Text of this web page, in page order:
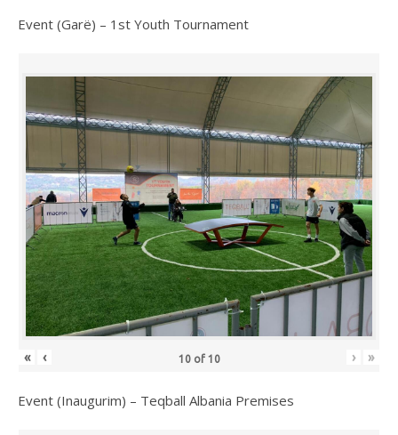
Event (Garë) – 1st Youth Tournament
« ‹ 10of 10 › »
Event (Inaugurim) – Teqball Albania Premises